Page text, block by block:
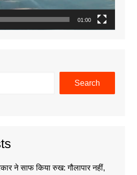
01:00
Search
ने साफ किया रुख: गौलापार नहीं,